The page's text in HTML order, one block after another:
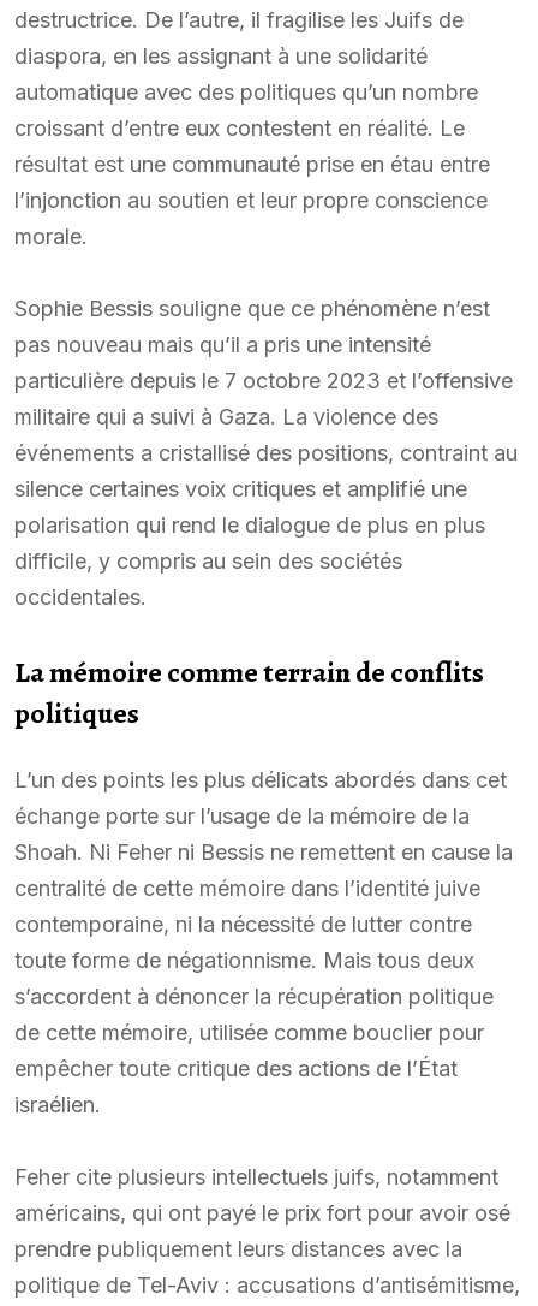
destructrice. De l’autre, il fragilise les Juifs de
diaspora, en les assignant à une solidarité
automatique avec des politiques qu’un nombre
croissant d’entre eux contestent en réalité. Le
résultat est une communauté prise en étau entre
l’injonction au soutien et leur propre conscience
morale.
Sophie Bessis souligne que ce phénomène n’est
pas nouveau mais qu’il a pris une intensité
particulière depuis le 7 octobre 2023 et l’offensive
militaire qui a suivi à Gaza. La violence des
événements a cristallisé des positions, contraint au
silence certaines voix critiques et amplifié une
polarisation qui rend le dialogue de plus en plus
difficile, y compris au sein des sociétés
occidentales.
La mémoire comme terrain de conflits
politiques
L’un des points les plus délicats abordés dans cet
échange porte sur l’usage de la mémoire de la
Shoah. Ni Feher ni Bessis ne remettent en cause la
centralité de cette mémoire dans l’identité juive
contemporaine, ni la nécessité de lutter contre
toute forme de négationnisme. Mais tous deux
s’accordent à dénoncer la récupération politique
de cette mémoire, utilisée comme bouclier pour
empêcher toute critique des actions de l’État
israélien.
Feher cite plusieurs intellectuels juifs, notamment
américains, qui ont payé le prix fort pour avoir osé
prendre publiquement leurs distances avec la
politique de Tel-Aviv : accusations d’antisémitisme,